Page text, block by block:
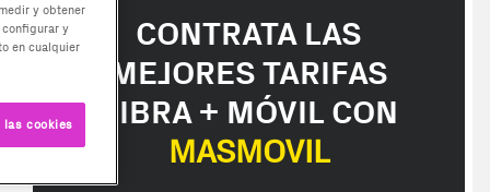
CONTRATA LAS
MEJORES TARIFAS
FIBRA + MÓVIL CON
MASMOVIL
y obtener
y
en cualquier
cookies